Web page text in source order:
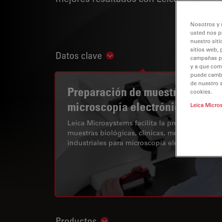
Datos clave Show subnavigation
Preparación de muestras de
microscopía electrónica
Leica Microsystems facilita la preparación de
muestras biológicas, clínicas, médicas e
industriales para microscopía electrónica.
Nosotros y
usted nos
nuestro
sitios web,
campañas
y a que
puede
de nuestro
cookies.
Leica